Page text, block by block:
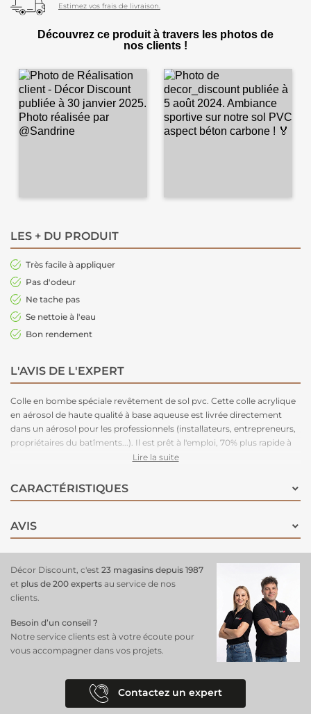
Estimez vos frais de livraison.
Découvrez ce produit à travers les photos de
nos clients !
LES + DU PRODUIT
Très facile à appliquer
Pas d'odeur
Ne tache pas
Se nettoie à l'eau
Bon rendement
L'AVIS DE L'EXPERT
Colle en bombe spéciale revêtement de sol pvc. Cette colle acrylique
en aérosol de haute qualité à base aqueuse est livrée directement
dans un aérosol pour les professionnels (installateurs, entrepreneurs,
propriétaires du batîments...). Il est prêt à l'emploi, 70% plus rapide à
appliquer, n'a besoin d'aucun outil, contribue à créer des espaces plus
colle traditionnelle. Il n’est pas nécessaire d’attendre que la colle
sèche. Le revêtement est prêt à être utilisé immédiatement et aucune
Il protège également les ressources puisque on utilise 80 % de colle
en moins.
Lire la suite
CARACTÉRISTIQUES
AVIS
Décor Discount, c'est 23 magasins depuis 1987
et plus de 200 experts au service de nos
clients.
Besoin d’un conseil ?
Notre service clients est à votre écoute pour
vous accompagner dans vos projets.
Contactez un expert